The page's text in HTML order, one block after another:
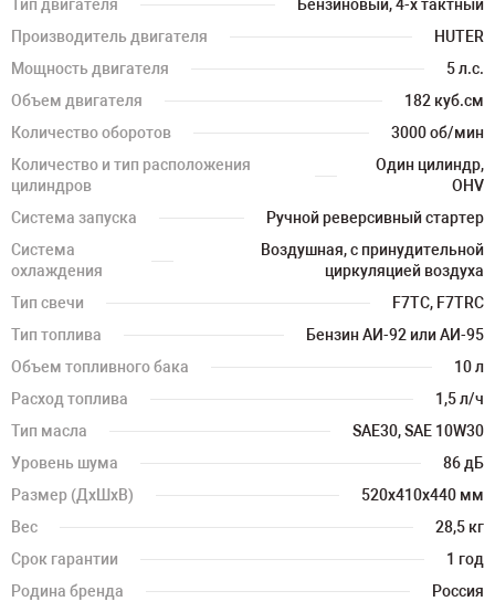
Тип двигателя
Бензиновый, 4-х тактный
Производитель двигателя
HUTER
Мощность двигателя
5 л.с.
Объем двигателя
182 куб.см
Количество оборотов
3000 об/мин
Количество и тип расположения
цилиндров
Один цилиндр,
OHV
Система запуска
Ручной реверсивный стартер
Система
охлаждения
Воздушная, с принудительной
циркуляцией воздуха
Тип свечи
F7TC, F7TRC
Тип топлива
Бензин АИ-92 или АИ-95
Объем топливного бака
10 л
Расход топлива
1,5 л/ч
Тип масла
SAE30, SAE 10W30
Уровень шума
86 дБ
Размер (ДхШхВ)
520х410х440 мм
Вес
28,5 кг
Срок гарантии
1 год
Родина бренда
Россия